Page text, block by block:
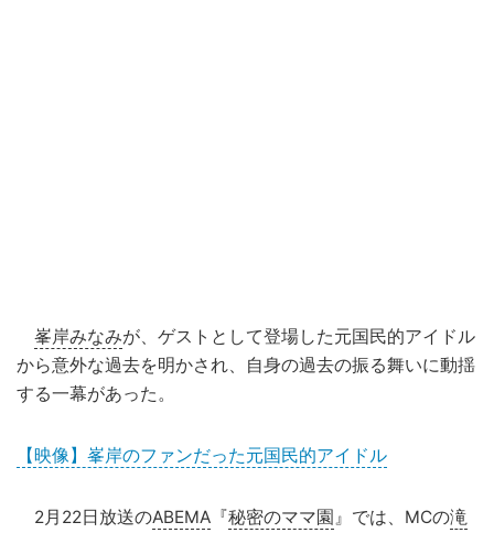
峯岸みなみが、ゲストとして登場した元国民的アイドル
から意外な過去を明かされ、自身の過去の振る舞いに動揺
する一幕があった。
【映像】峯岸のファンだった元国民的アイドル
2月22日放送のABEMA 『秘密のママ園』では、MCの滝